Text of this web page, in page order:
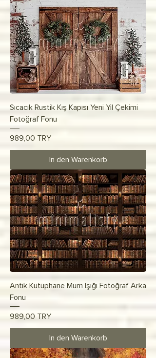
Sıcacık Rustik Kış Kapısı Yeni Yıl Çekimi
Fotoğraf Fonu
Preis
989,00 TRY
In den Warenkorb
Antik Kütüphane Mum Işığı Fotoğraf Arka
Fonu
Preis
989,00 TRY
In den Warenkorb